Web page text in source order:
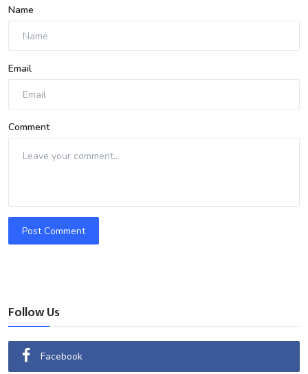
Name
Email
Comment
Post Comment
Follow Us
Facebook